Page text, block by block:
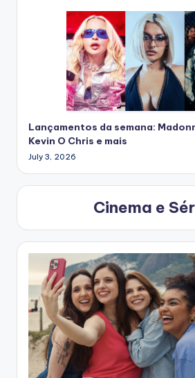
Lançamentos da semana:
Kevin O Chris e mais
July 3, 2026
Cinema e